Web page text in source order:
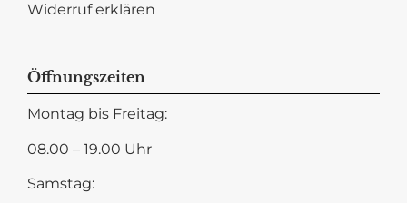
Widerruf erklären
Öffnungszeiten
Montag bis Freitag:
08.00 – 19.00 Uhr
Samstag: